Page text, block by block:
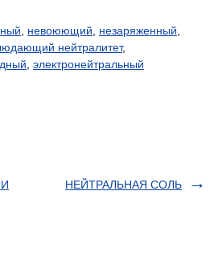
невоюющий незаряженный
нейтралитет,
электронейтральный
НЕЙТРАЛЬНАЯ СОЛЬ